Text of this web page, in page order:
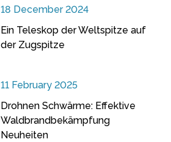
18 December 2024
Ein Teleskop der Weltspitze auf
der Zugspitze
11 February 2025
Drohnen Schwärme: Effektive
Waldbrandbekämpfung
Neuheiten